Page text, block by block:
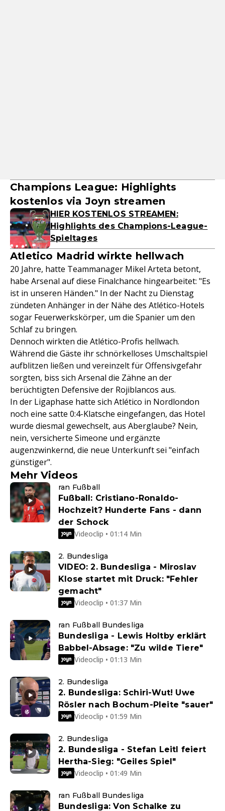
Champions League: Highlights
kostenlos via Joyn streamen
HIER KOSTENLOS STREAMEN:
Highlights des Champions-League-
Spieltages
Atletico Madrid wirkte hellwach
20 Jahre, hatte Teammanager Mikel Arteta betont,
habe Arsenal auf diese Finalchance hingearbeitet: "Es
ist in unseren Händen." In der Nacht zu Dienstag
zündeten Anhänger in der Nähe des Atlético-Hotels
sogar Feuerwerkskörper, um die Spanier um den
Schlaf zu bringen.
Dennoch wirkten die Atlético-Profis hellwach.
Während die Gäste ihr schnörkelloses Umschaltspiel
aufblitzen ließen und vereinzelt für Offensivgefahr
sorgten, biss sich Arsenal die Zähne an der
berüchtigten Defensive der Rojiblancos aus.
In der Ligaphase hatte sich Atlético in Nordlondon
noch eine satte 0:4-Klatsche eingefangen, das Hotel
wurde diesmal gewechselt, aus Aberglaube? Nein,
nein, versicherte Simeone und ergänzte
augenzwinkernd, die neue Unterkunft sei "einfach
günstiger".
Mehr Videos
ran Fußball
Fußball: Cristiano-Ronaldo-
Hochzeit? Hunderte Fans - dann
der Schock
Videoclip • 01:14 Min
2. Bundesliga
VIDEO: 2. Bundesliga - Miroslav
Klose startet mit Druck: "Fehler
gemacht"
Videoclip • 01:37 Min
ran Fußball Bundesliga
Bundesliga - Lewis Holtby erklärt
Babbel-Absage: "Zu wilde Tiere"
Videoclip • 01:13 Min
2. Bundesliga
2. Bundesliga: Schiri-Wut! Uwe
Rösler nach Bochum-Pleite "sauer"
Videoclip • 01:59 Min
2. Bundesliga
2. Bundesliga - Stefan Leitl feiert
Hertha-Sieg: "Geiles Spiel"
Videoclip • 01:49 Min
ran Fußball Bundesliga
Bundesliga: Von Schalke zu